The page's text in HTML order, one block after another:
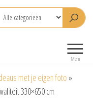
Menu
met je eigen foto »
330×650 cm